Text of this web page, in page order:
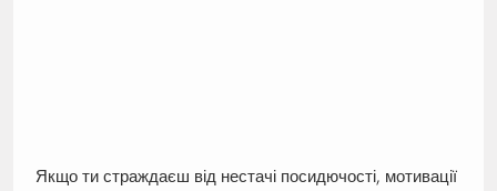
Якщо ти страждаєш від нестачі посидючості, мотивації